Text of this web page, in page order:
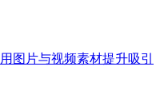
图片与视频素材提升吸引